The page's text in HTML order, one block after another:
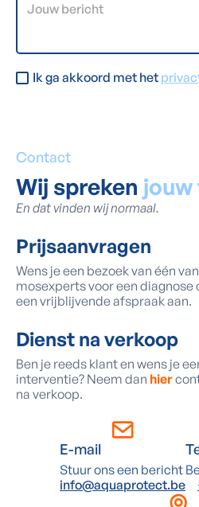
Ik ga akkoord met het
Contact
Wij spreken jouw
En dat vinden wij normaal.
Prijsaanvragen
Wens je een bezoek van één
mosexperts voor een diagnose
een vrijblijvende afspraak aan.
Dienst na verkoop
Ben je reeds klant en wens je
interventie? Neem dan hier
na verkoop.
E-mail
Stuur ons een bericht
info@aquaprotect.be